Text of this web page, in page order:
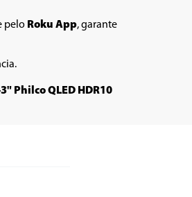
pelo Roku App, garante
Philco QLED HDR10